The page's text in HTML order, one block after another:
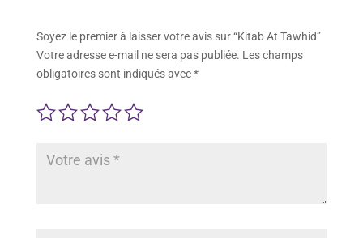
Soyez le premier à laisser votre avis sur “Kitab At Tawhid”
Votre adresse e-mail ne sera pas publiée. Les champs
obligatoires sont indiqués avec*